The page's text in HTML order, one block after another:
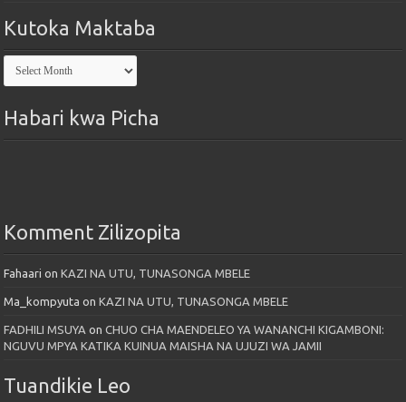
Kutoka Maktaba
Kutoka
Maktaba
Habari kwa Picha
Komment Zilizopita
Fahaari onKAZI NA UTU, TUNASONGA MBELE
Ma_kompyuta onKAZI NA UTU, TUNASONGA MBELE
FADHILI MSUYA onCHUO CHA MAENDELEO YA WANANCHI KIGAMBONI:
NGUVU MPYA KATIKA KUINUA MAISHA NA UJUZI WA JAMII
Tuandikie Leo